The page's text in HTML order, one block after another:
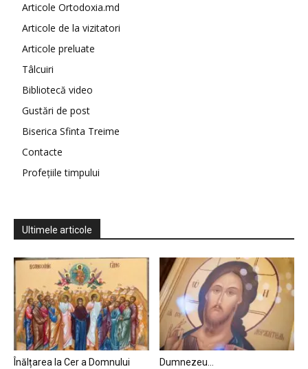
Articole Ortodoxia.md
Articole de la vizitatori
Articole preluate
Tâlcuiri
Bibliotecă video
Gustări de post
Biserica Sfinta Treime
Contacte
Profețiile timpului
Ultimele articole
Înălțarea la Cer a Domnului
Dumnezeu…